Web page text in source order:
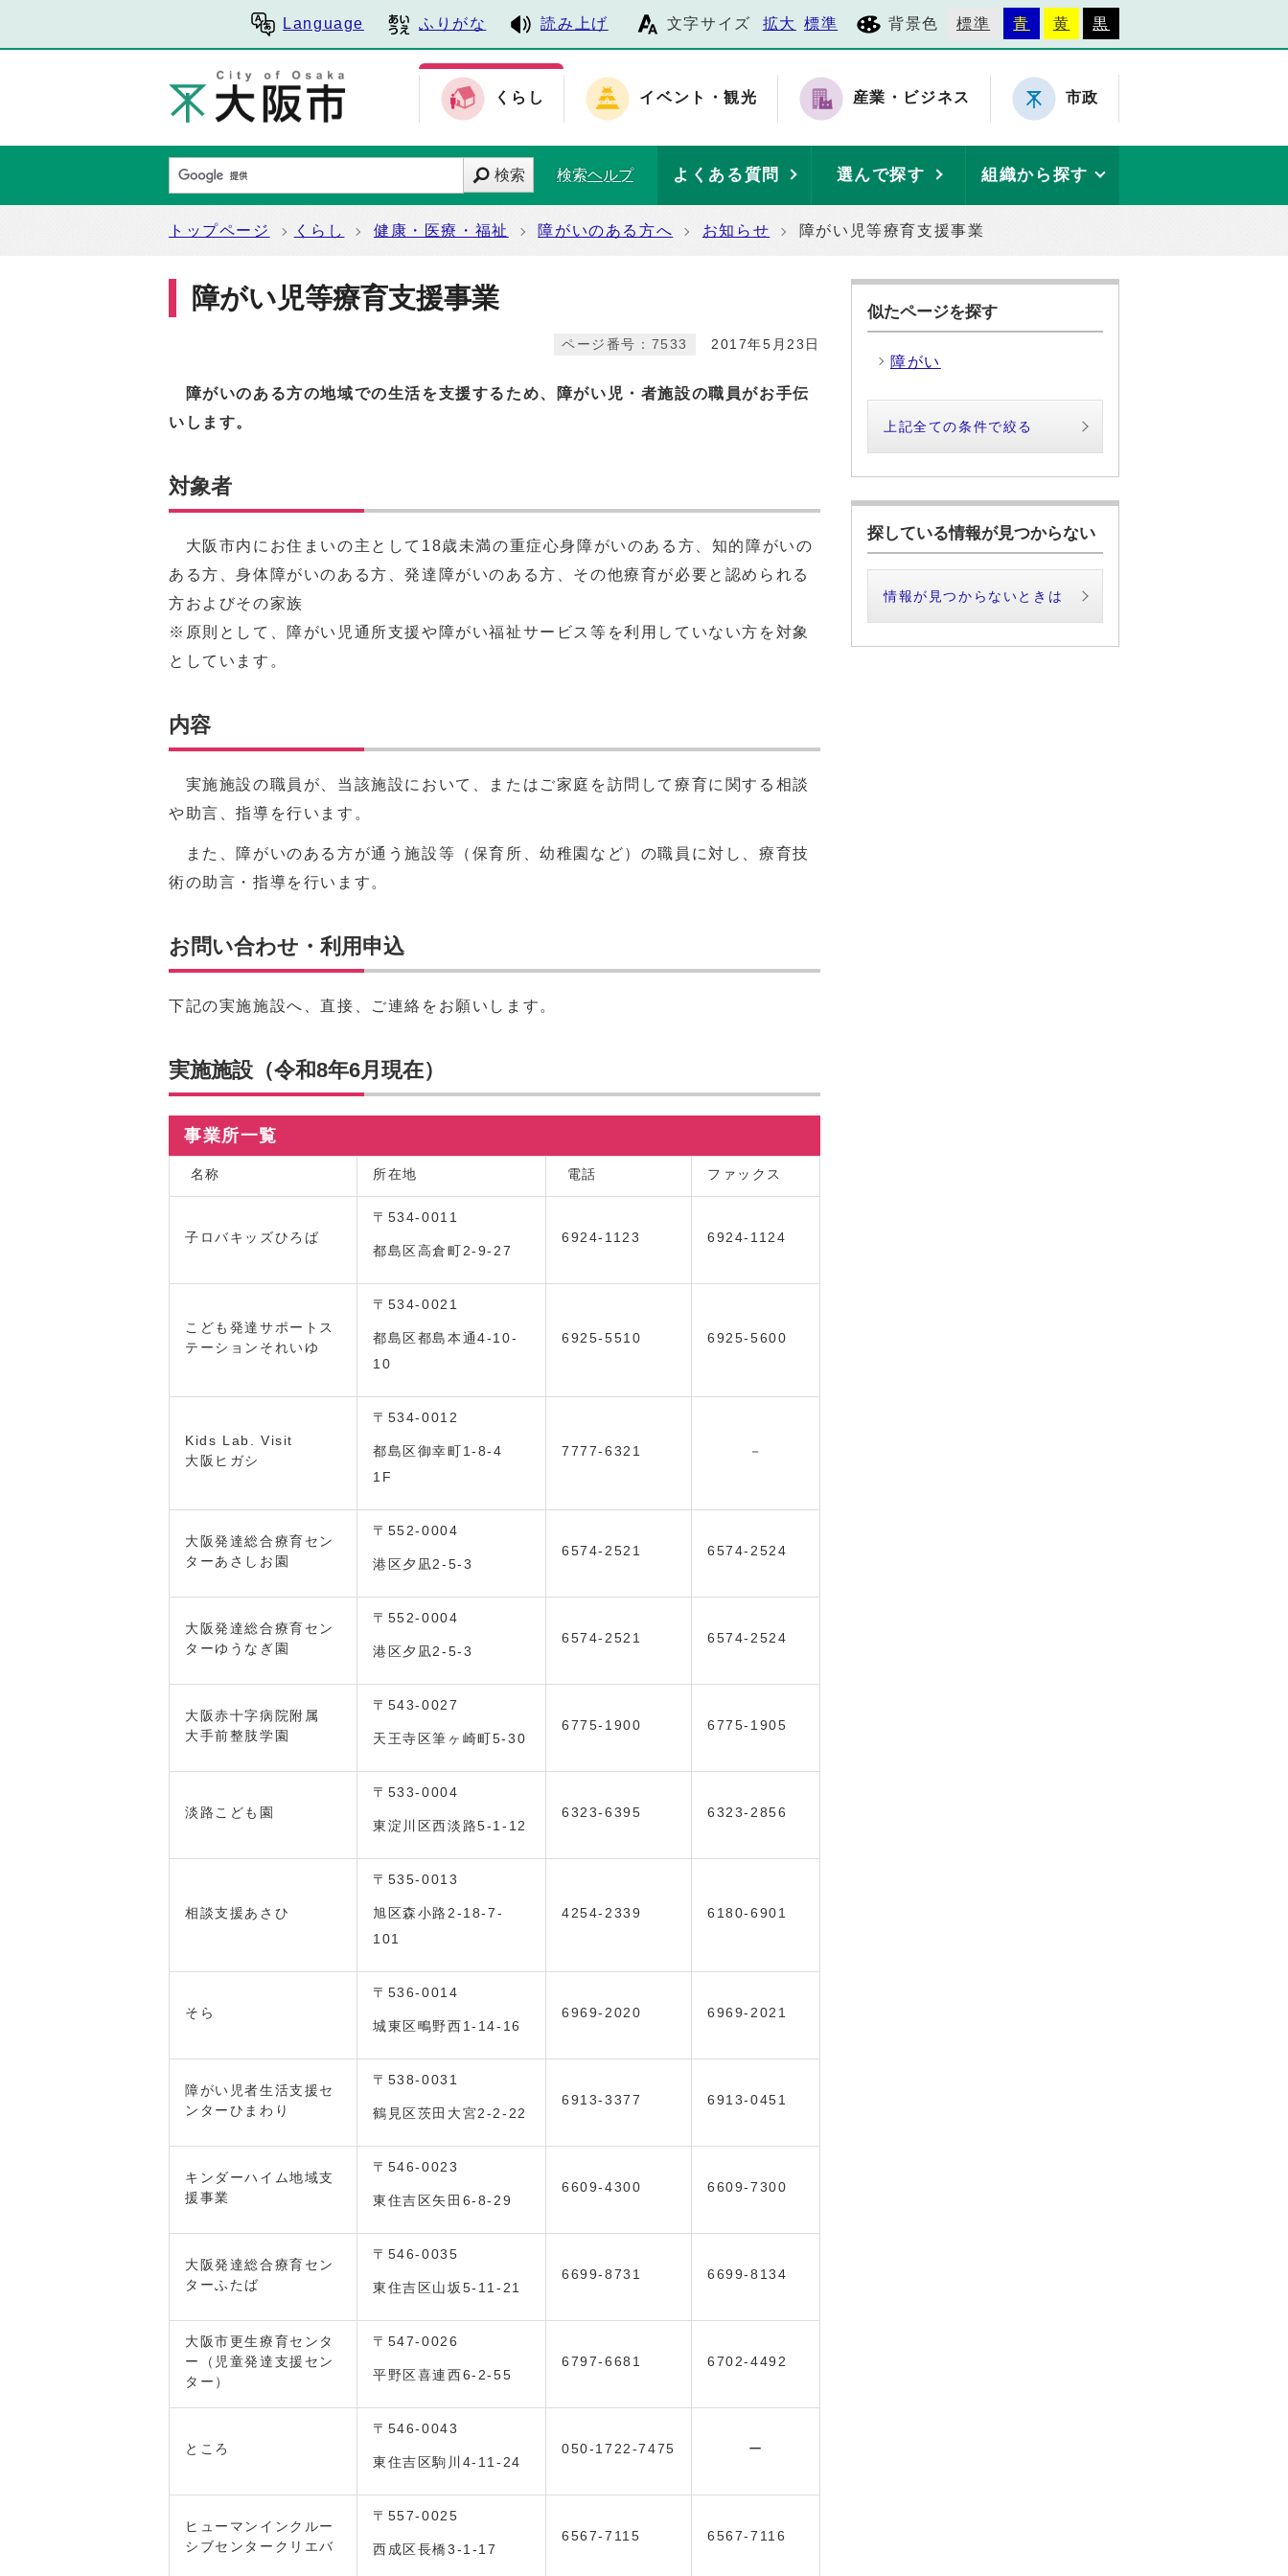
Language ふりがな 読み上げ 文字サイズ 拡大 標準 背景色 標準 青 黄 黒
くらし イベント・観光 産業・ビジネス 市政
検索 検索ヘルプ よくある質問 選んで探す 組織から探す
トップページ くらし 健康・医療・福祉 障がいのある方へ お知らせ 障がい児等療育支援事業
障がい児等療育支援事業
2017年5月23日
ページ番号：7533
障がいのある方の地域での生活を支援するため、障がい児・者施設の職員がお手伝
いします。
対象者
大阪市内にお住まいの主として18歳未満の重症心身障がいのある方、知的障がいの
ある方、身体障がいのある方、発達障がいのある方、その他療育が必要と認められる
方およびその家族
※原則として、障がい児通所支援や障がい福祉サービス等を利用していない方を対象
としています。
内容
実施施設の職員が、当該施設において、またはご家庭を訪問して療育に関する相談
や助言、指導を行います。
また、障がいのある方が通う施設等（保育所、幼稚園など）の職員に対し、療育技
術の助言・指導を行います。
お問い合わせ・利用申込
下記の実施施設へ、直接、ご連絡をお願いします。
実施施設（令和8年6月現在）
事業所一覧
名称 所在地 電話 ファックス
子ロバキッズひろば
〒534-0011
都島区高倉町2-9-27
6924-1123 6924-1124
こども発達サポートス
テーションそれいゆ
〒534-0021
都島区都島本通4-10-
10
6925-5510 6925-5600
Kids Lab. Visit
大阪ヒガシ
〒534-0012
都島区御幸町1-8-4
1F
7777-6321 －
大阪発達総合療育セン
ターあさしお園
〒552-0004
港区夕凪2-5-3
6574-2521 6574-2524
大阪発達総合療育セン
ターゆうなぎ園
〒552-0004
港区夕凪2-5-3
6574-2521 6574-2524
大阪赤十字病院附属
大手前整肢学園
〒543-0027
天王寺区筆ヶ崎町5-30
6775-1900 6775-1905
淡路こども園
〒533-0004
東淀川区西淡路5-1-12
6323-6395 6323-2856
相談支援あさひ
〒535-0013
旭区森小路2-18-7-
101
4254-2339 6180-6901
そら
〒536-0014
城東区鴫野西1-14-16
6969-2020 6969-2021
障がい児者生活支援セ
ンターひまわり
〒538-0031
鶴見区茨田大宮2-2-22
6913-3377 6913-0451
キンダーハイム地域支
援事業
〒546-0023
東住吉区矢田6-8-29
6609-4300 6609-7300
大阪発達総合療育セン
ターふたば
〒546-0035
東住吉区山坂5-11-21
6699-8731 6699-8134
大阪市更生療育センタ
ー（児童発達支援セン
ター）
〒547-0026
平野区喜連西6-2-55
6797-6681 6702-4492
ところ
〒546-0043
東住吉区駒川4-11-24
050-1722-7475 ー
ヒューマンインクルー
シブセンタークリエバ
〒557-0025
西成区長橋3-1-17
6567-7115 6567-7116
似たページを探す
障がい
上記全ての条件で絞る
探している情報が見つからない
情報が見つからないときは